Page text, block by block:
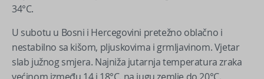
34°C.
U subotu u Bosni i Hercegovini pretežno oblačno i
nestabilno sa kišom, pljuskovima i grmljavinom. Vjetar
slab južnog smjera. Najniža jutarnja temperatura zraka